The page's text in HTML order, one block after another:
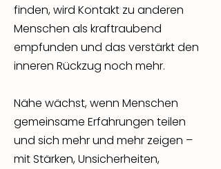
finden, wird Kontakt zu anderen
Menschen als kraftraubend
empfunden und das verstärkt den
inneren Rückzug noch mehr.
Nähe wächst, wenn Menschen
gemeinsame Erfahrungen teilen
und sich mehr und mehr zeigen –
mit Stärken, Unsicherheiten,